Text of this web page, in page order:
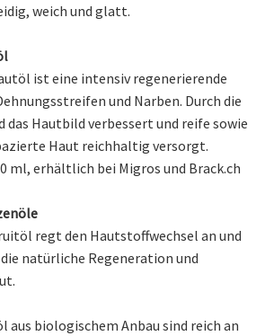
weich und glatt.
ist eine intensiv regenerierende
und Narben. Durch die
Hautbild verbessert und reife sowie
Haut reichhaltig versorgt.
ml, erhältlich bei Migros und Brack.ch
regt den Hautstoffwechsel an und
natürliche Regeneration und
aus biologischem Anbau sind reich an